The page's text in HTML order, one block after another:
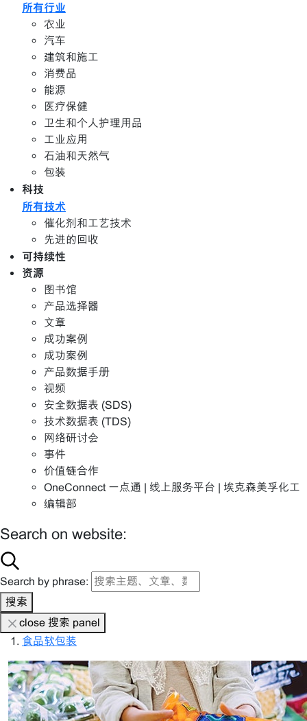
所有行业
农业
汽车
建筑和施工
消费品
能源
医疗保健
卫生和个人护理用品
工业应用
石油和天然气
包装
科技
所有技术
催化剂和工艺技术
先进的回收
可持续性
资源
图书馆
产品选择器
文章
成功案例
成功案例
产品数据手册
视频
安全数据表 (SDS)
技术数据表 (TDS)
网络研讨会
事件
价值链合作
OneConnect 一点通 | 线上服务平台 | 埃克森美孚化工
编辑部
Search on website:
Search by phrase:
搜索
close 搜索 panel
食品软包装